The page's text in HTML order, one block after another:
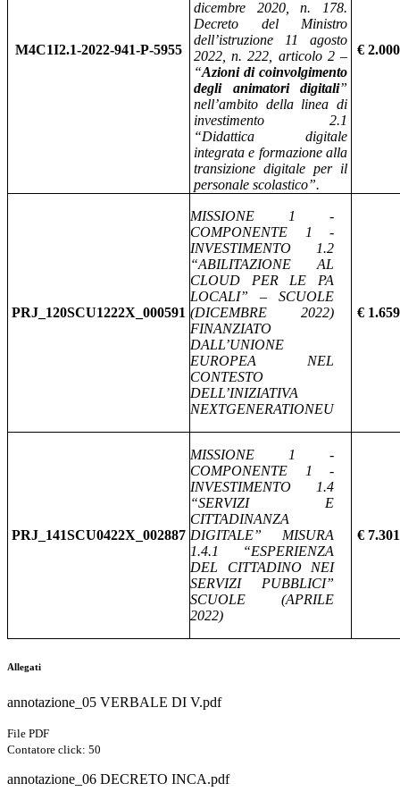
M4C1I2.1-2022-941-P-5955
dicembre 2020, n. 178.
Decreto del Ministro
dell’istruzione 11 agosto
2022, n. 222, articolo 2 –
“Azioni di coinvolgimento
degli animatori digitali”
nell’ambito della linea di
investimento 2.1
“Didattica digitale
integrata e formazione alla
transizione digitale per il
personale scolastico”.
€
PRJ_120SCU1222X_000591
MISSIONE 1 -
COMPONENTE 1 -
INVESTIMENTO 1.2
“ABILITAZIONE AL
CLOUD PER LE PA
LOCALI” – SCUOLE
(DICEMBRE 2022)
FINANZIATO
DALL’UNIONE
EUROPEA NEL
CONTESTO
DELL’INIZIATIVA
NEXTGENERATIONEU
€
PRJ_141SCU0422X_002887
MISSIONE 1 -
COMPONENTE 1 -
INVESTIMENTO 1.4
“SERVIZI E
CITTADINANZA
DIGITALE” MISURA
1.4.1 “ESPERIENZA
DEL CITTADINO NEI
SERVIZI PUBBLICI”
SCUOLE (APRILE
2022)
€
Allegati
annotazione_05 VERBALE DI V.pdf
File PDF
Contatore click: 50
annotazione_06 DECRETO INCA.pdf